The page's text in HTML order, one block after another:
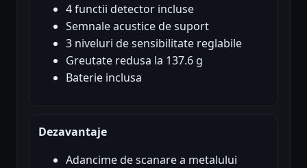
4 functii detector incluse
Semnale acustice de suport
3 niveluri de sensibilitate reglabile
Greutate redusa la 137.6 g
Baterie inclusa
Dezavantaje
Adancime de scanare a metalului